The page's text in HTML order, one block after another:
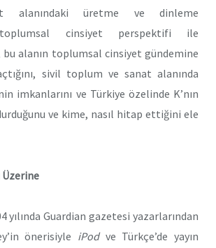
alanındaki üretme ve dinleme
cinsiyet perspektifi ile
alanın toplumsal cinsiyet gündemine
sivil toplum ve sanat alanında
imkanlarını ve Türkiye özelinde K’nın
ve kime, nasıl hitap ettiğini ele
Üzerine
yılında Guardian gazetesi yazarlarından
önerisiyle iPod ve Türkçe’de yayın